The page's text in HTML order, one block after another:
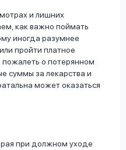
и лишних
как важно поймать
иногда разумнее
пройти платное
о потерянном
суммы за лекарства и
может оказаться
при должном уходе